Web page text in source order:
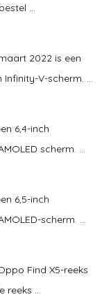
...
2022 is een
V-scherm. ...
6,4-inch
scherm. ...
6,5-inch
scherm. ...
Find X5-reeks
...